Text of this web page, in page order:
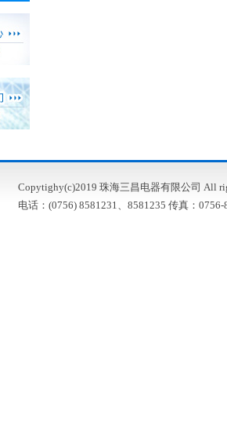
Copytighy(c)2019 珠海三昌电器有限公司 All
电话：(0756) 8581231、8581235 传真：